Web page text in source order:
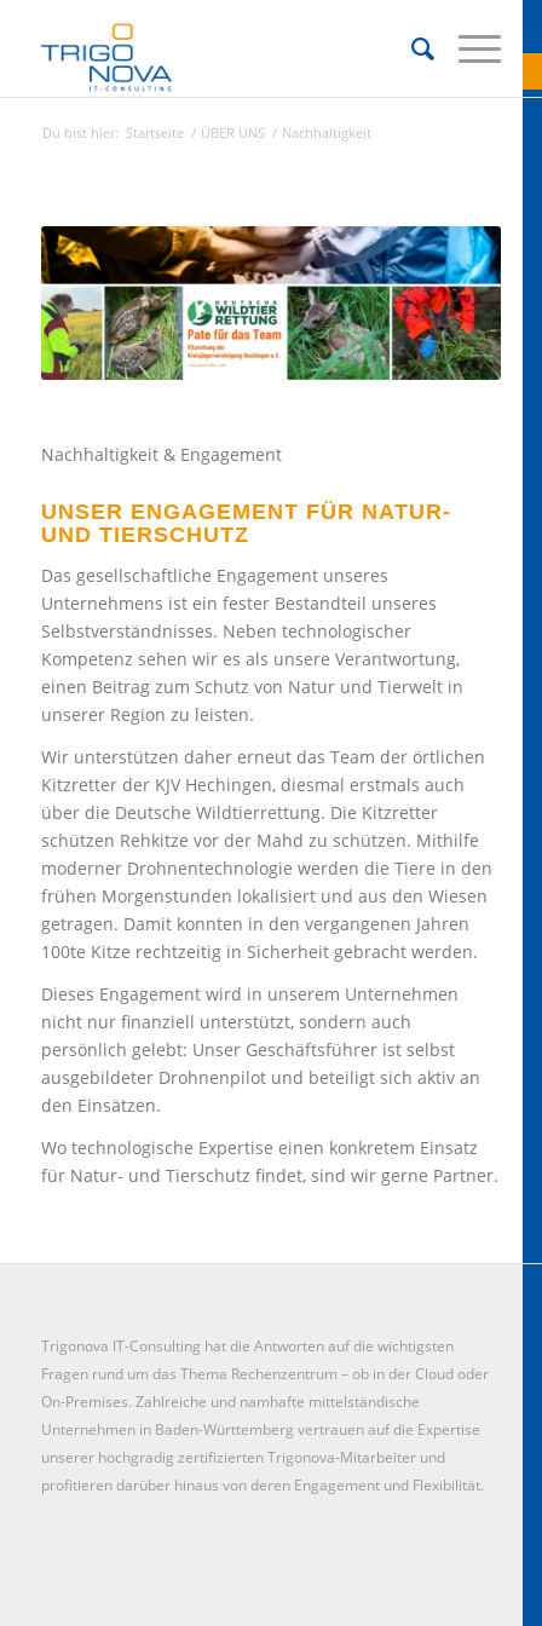
Du bist hier: Startseite / ÜBER UNS / Nachhaltigkeit
Nachhaltigkeit & Engagement
UNSER ENGAGEMENT FÜR NATUR-
UND TIERSCHUTZ
Das gesellschaftliche Engagement unseres
Unternehmens ist ein fester Bestandteil unseres
Selbstverständnisses. Neben technologischer
Kompetenz sehen wir es als unsere Verantwortung,
einen Beitrag zum Schutz von Natur und Tierwelt in
unserer Region zu leisten.
Wir unterstützen daher erneut das Team der örtlichen
Kitzretter der KJV Hechingen, diesmal erstmals auch
über die Deutsche Wildtierrettung. Die Kitzretter
schützen Rehkitze vor der Mahd zu schützen. Mithilfe
moderner Drohnentechnologie werden die Tiere in den
frühen Morgenstunden lokalisiert und aus den Wiesen
getragen. Damit konnten in den vergangenen Jahren
100te Kitze rechtzeitig in Sicherheit gebracht werden.
Dieses Engagement wird in unserem Unternehmen
nicht nur finanziell unterstützt, sondern auch
persönlich gelebt: Unser Geschäftsführer ist selbst
ausgebildeter Drohnenpilot und beteiligt sich aktiv an
den Einsätzen.
Wo technologische Expertise einen konkretem Einsatz
für Natur- und Tierschutz findet, sind wir gerne Partner.
Trigonova IT-Consulting hat die Antworten auf die wichtigsten
Fragen rund um das Thema Rechenzentrum – ob in der Cloud oder
On-Premises. Zahlreiche und namhafte mittelständische
Unternehmen in Baden-Württemberg vertrauen auf die Expertise
unserer hochgradig zertifizierten Trigonova-Mitarbeiter und
profitieren darüber hinaus von deren Engagement und Flexibilität.